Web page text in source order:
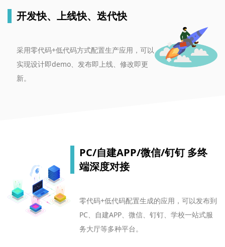
开发快、上线快、迭代快
采用零代码+低代码方式配置生产应用，可以
实现设计即demo、发布即上线、修改即更
新。
PC/自建APP/微信/钉钉 多终
端深度对接
零代码+低代码配置生成的应用，可以发布到
PC、自建APP、微信、钉钉、学校一站式服
务大厅等多种平台。